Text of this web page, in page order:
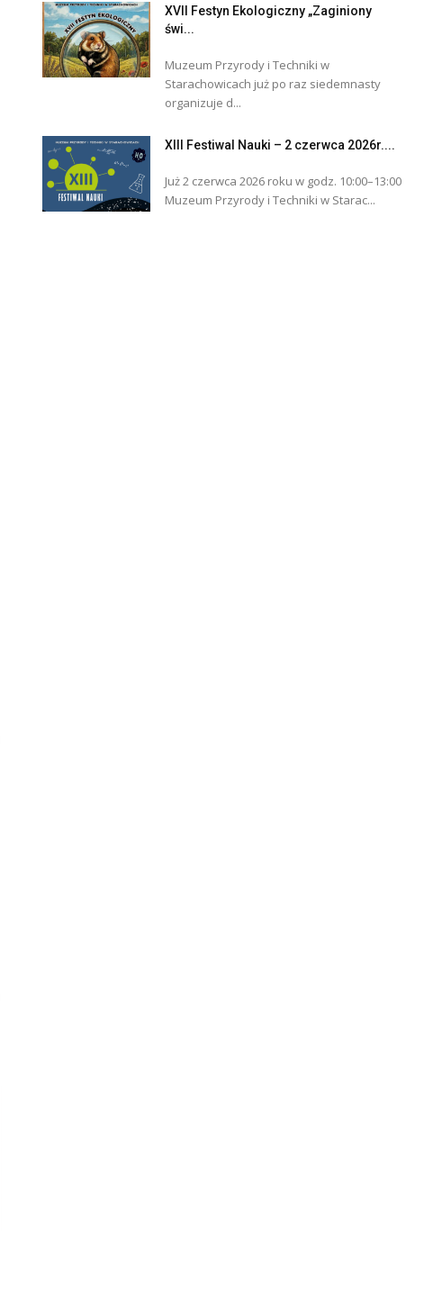
XVII Festyn Ekologiczny „Zaginiony
świ...
Muzeum Przyrody i Techniki w
Starachowicach już po raz siedemnasty
organizuje d...
XIII Festiwal Nauki – 2 czerwca 2026r....
Już 2 czerwca 2026 roku w godz. 10:00–13:00
Muzeum Przyrody i Techniki w Starac...